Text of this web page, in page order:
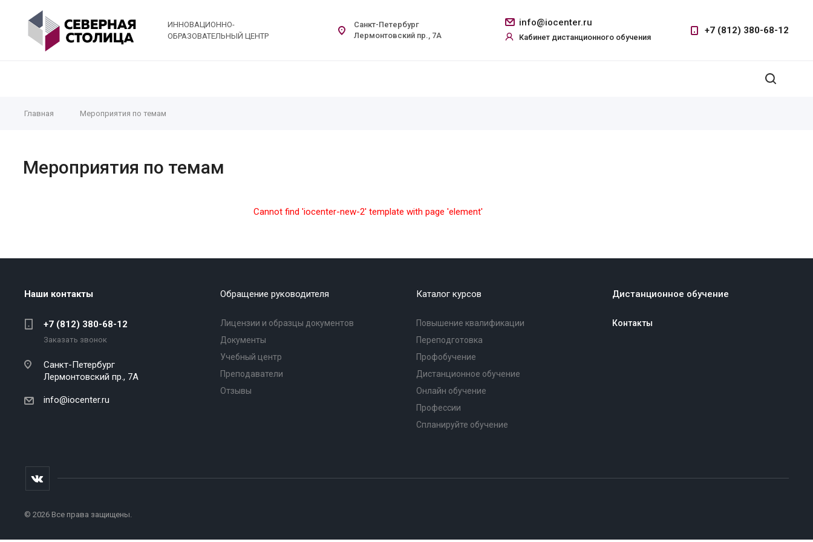
ИННОВАЦИОННО-
ОБРАЗОВАТЕЛЬНЫЙ ЦЕНТР
info@iocenter.ru
Кабинет дистанционного обучения
+7 (812) 380-68-12
Санкт-Петербург
Лермонтовский пр., 7А
Главная Мероприятия по темам
Мероприятия по темам
Cannot find 'iocenter-new-2' template with page 'element'
Наши контакты
+7 (812) 380-68-12
Заказать звонок
Санкт-Петербург
Лермонтовский пр., 7А
info@iocenter.ru
Обращение руководителя
Лицензии и образцы документов
Документы
Учебный центр
Преподаватели
Отзывы
Каталог курсов
Повышение квалификации
Переподготовка
Профобучение
Дистанционное обучение
Онлайн обучение
Профессии
Спланируйте обучение
Дистанционное обучение
Контакты
© 2026 Все права защищены.